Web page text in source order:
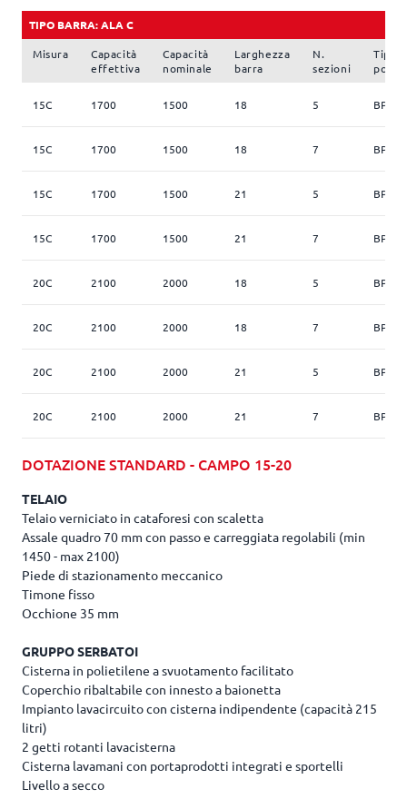
TIPO BARRA: ALA C
Misura
Capacità
effettiva
Capacità
nominale
Larghezza
barra
N.
sezioni
Tipo
15C 1700 1500 18 5 BP
15C 1700 1500 18 7 BP
15C 1700 1500 21 5 BP
15C 1700 1500 21 7 BP
20C 2100 2000 18 5 BP
20C 2100 2000 18 7 BP
20C 2100 2000 21 5 BP
20C 2100 2000 21 7 BP
DOTAZIONE STANDARD - CAMPO 15-20
TELAIO
Telaio verniciato in cataforesi con scaletta
Assale quadro 70 mm con passo e carreggiata regolabili (min
1450 - max 2100)
Piede di stazionamento meccanico
Timone fisso
Occhione 35 mm
GRUPPO SERBATOI
Cisterna in polietilene a svuotamento facilitato
Coperchio ribaltabile con innesto a baionetta
Impianto lavacircuito con cisterna indipendente (capacità 215
litri)
2 getti rotanti lavacisterna
Cisterna lavamani con portaprodotti integrati e sportelli
Livello a secco